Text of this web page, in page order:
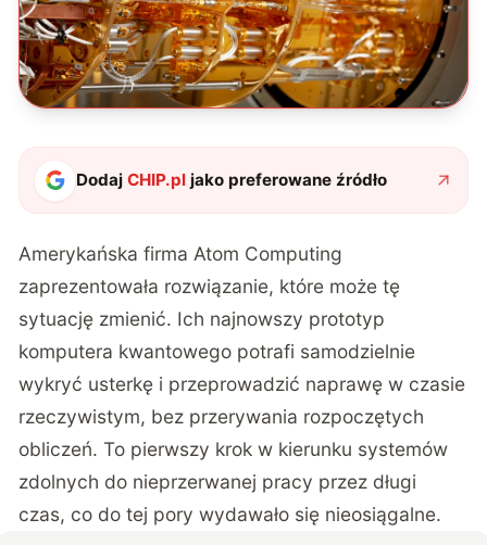
DodajCHIP.pl jako preferowane źródło
Amerykańska firma Atom Computing
zaprezentowała rozwiązanie, które może tę
sytuację zmienić. Ich najnowszy prototyp
komputera kwantowego potrafi samodzielnie
wykryć usterkę i przeprowadzić naprawę w czasie
rzeczywistym, bez przerywania rozpoczętych
obliczeń. To pierwszy krok w kierunku systemów
zdolnych do nieprzerwanej pracy przez długi
czas, co do tej pory wydawało się nieosiągalne.